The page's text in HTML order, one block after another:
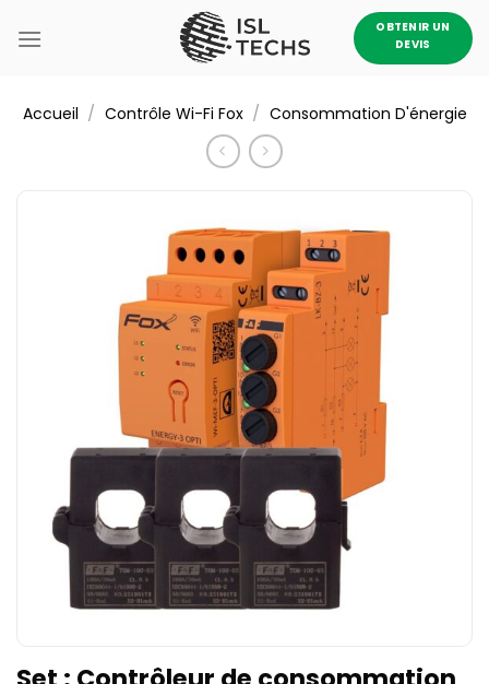
au
OBTENIR UN
DEVIS
Accueil / Contrôle Wi-Fi Fox / Consommation D'énergie